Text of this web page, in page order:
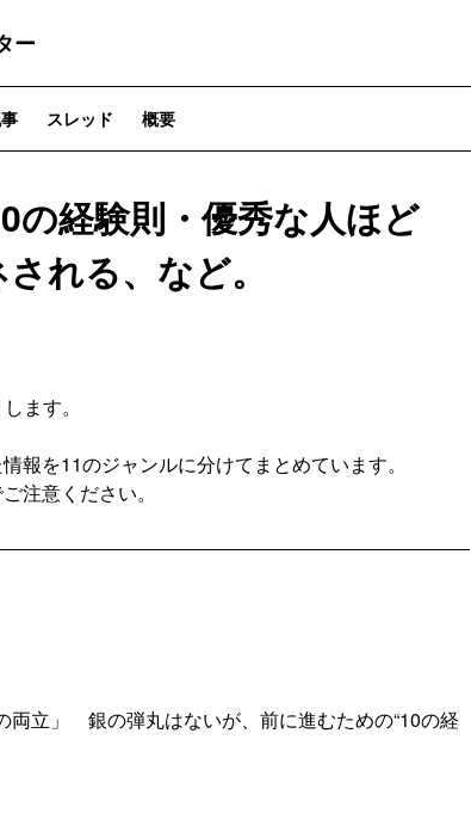
ー
スレッド 概要
の経験則・優秀な人ほど
れる、など。
ます。
報を11のジャンルに分けてまとめています。
注意ください。
両立」 銀の弾丸はないが、前に進むための“10の経